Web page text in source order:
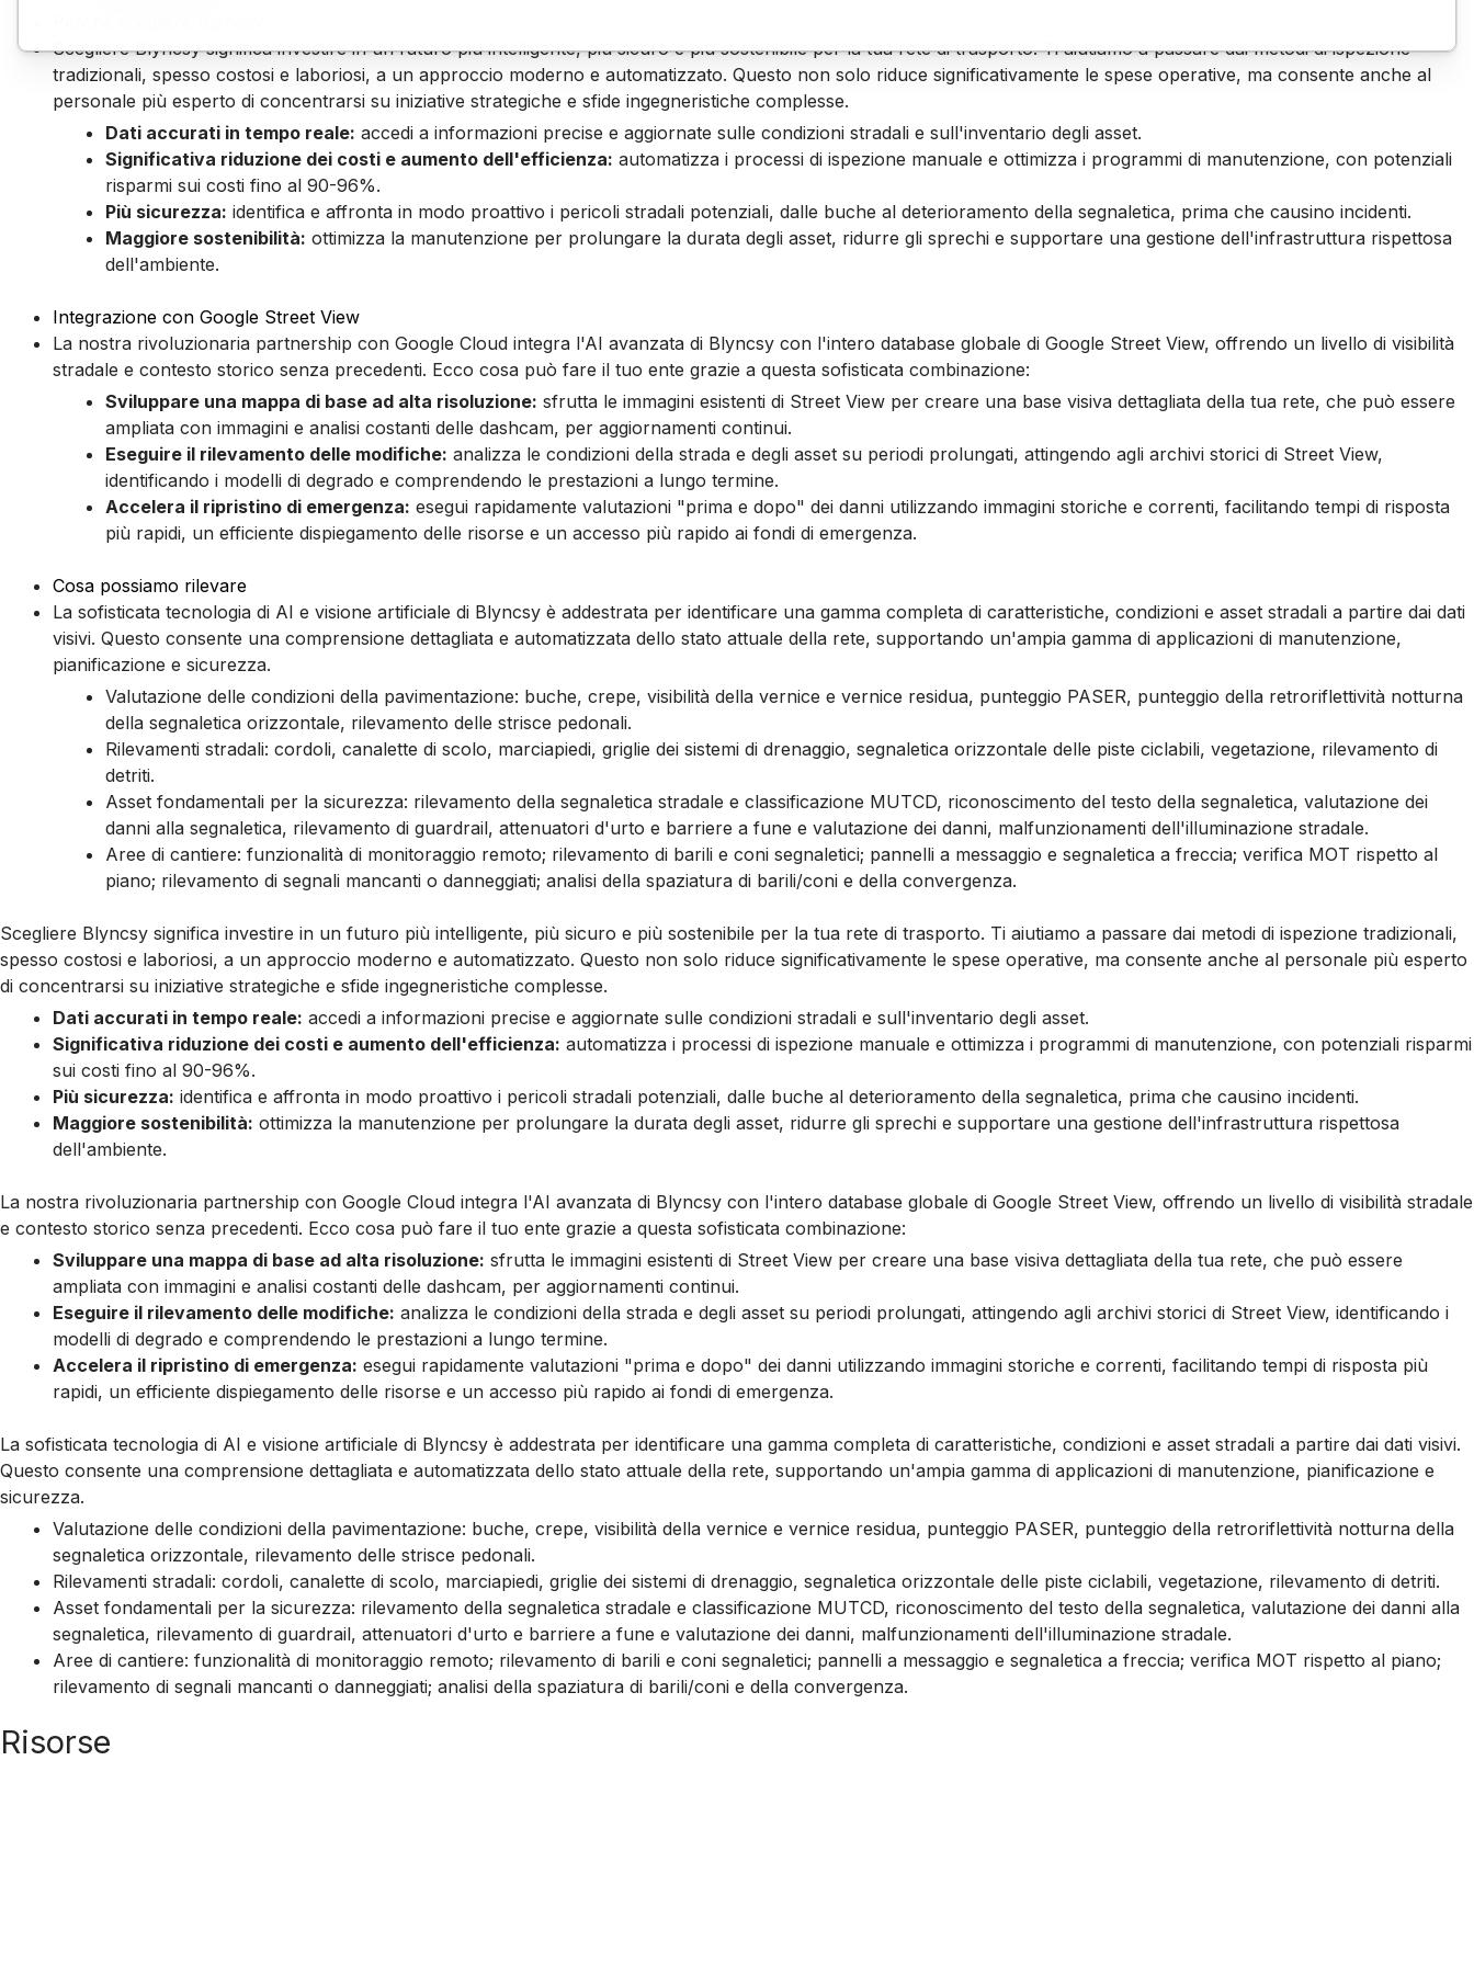
Scegliere Blyncsy significa investire in un futuro più intelligente, più sicuro e più sostenibile per la tua rete di trasporto. Ti aiutiamo a passare dai metodi di ispezione
tradizionali, spesso costosi e laboriosi, a un approccio moderno e automatizzato. Questo non solo riduce significativamente le spese operative, ma consente anche al
personale più esperto di concentrarsi su iniziative strategiche e sfide ingegneristiche complesse.
Dati accurati in tempo reale: accedi a informazioni precise e aggiornate sulle condizioni stradali e sull'inventario degli asset.
Significativa riduzione dei costi e aumento dell'efficienza: automatizza i processi di ispezione manuale e ottimizza i programmi di manutenzione, con potenziali
risparmi sui costi fino al 90-96%.
Più sicurezza: identifica e affronta in modo proattivo i pericoli stradali potenziali, dalle buche al deterioramento della segnaletica, prima che causino incidenti.
Maggiore sostenibilità: ottimizza la manutenzione per prolungare la durata degli asset, ridurre gli sprechi e supportare una gestione dell'infrastruttura rispettosa
dell'ambiente.
Integrazione con Google Street View
La nostra rivoluzionaria partnership con Google Cloud integra l'AI avanzata di Blyncsy con l'intero database globale di Google Street View, offrendo un livello di visibilità
stradale e contesto storico senza precedenti. Ecco cosa può fare il tuo ente grazie a questa sofisticata combinazione:
Sviluppare una mappa di base ad alta risoluzione: sfrutta le immagini esistenti di Street View per creare una base visiva dettagliata della tua rete, che può essere
ampliata con immagini e analisi costanti delle dashcam, per aggiornamenti continui.
Eseguire il rilevamento delle modifiche: analizza le condizioni della strada e degli asset su periodi prolungati, attingendo agli archivi storici di Street View,
identificando i modelli di degrado e comprendendo le prestazioni a lungo termine.
Accelera il ripristino di emergenza: esegui rapidamente valutazioni "prima e dopo" dei danni utilizzando immagini storiche e correnti, facilitando tempi di risposta
più rapidi, un efficiente dispiegamento delle risorse e un accesso più rapido ai fondi di emergenza.
Cosa possiamo rilevare
La sofisticata tecnologia di AI e visione artificiale di Blyncsy è addestrata per identificare una gamma completa di caratteristiche, condizioni e asset stradali a partire dai dati
visivi. Questo consente una comprensione dettagliata e automatizzata dello stato attuale della rete, supportando un'ampia gamma di applicazioni di manutenzione,
pianificazione e sicurezza.
Valutazione delle condizioni della pavimentazione: buche, crepe, visibilità della vernice e vernice residua, punteggio PASER, punteggio della retroriflettività notturna
della segnaletica orizzontale, rilevamento delle strisce pedonali.
Rilevamenti stradali: cordoli, canalette di scolo, marciapiedi, griglie dei sistemi di drenaggio, segnaletica orizzontale delle piste ciclabili, vegetazione, rilevamento di
detriti.
Asset fondamentali per la sicurezza: rilevamento della segnaletica stradale e classificazione MUTCD, riconoscimento del testo della segnaletica, valutazione dei
danni alla segnaletica, rilevamento di guardrail, attenuatori d'urto e barriere a fune e valutazione dei danni, malfunzionamenti dell'illuminazione stradale.
Aree di cantiere: funzionalità di monitoraggio remoto; rilevamento di barili e coni segnaletici; pannelli a messaggio e segnaletica a freccia; verifica MOT rispetto al
piano; rilevamento di segnali mancanti o danneggiati; analisi della spaziatura di barili/coni e della convergenza.
Scegliere Blyncsy significa investire in un futuro più intelligente, più sicuro e più sostenibile per la tua rete di trasporto. Ti aiutiamo a passare dai metodi di ispezione tradizionali,
spesso costosi e laboriosi, a un approccio moderno e automatizzato. Questo non solo riduce significativamente le spese operative, ma consente anche al personale più esperto
di concentrarsi su iniziative strategiche e sfide ingegneristiche complesse.
Dati accurati in tempo reale: accedi a informazioni precise e aggiornate sulle condizioni stradali e sull'inventario degli asset.
Significativa riduzione dei costi e aumento dell'efficienza: automatizza i processi di ispezione manuale e ottimizza i programmi di manutenzione, con potenziali risparmi
sui costi fino al 90-96%.
Più sicurezza: identifica e affronta in modo proattivo i pericoli stradali potenziali, dalle buche al deterioramento della segnaletica, prima che causino incidenti.
Maggiore sostenibilità: ottimizza la manutenzione per prolungare la durata degli asset, ridurre gli sprechi e supportare una gestione dell'infrastruttura rispettosa
dell'ambiente.
La nostra rivoluzionaria partnership con Google Cloud integra l'AI avanzata di Blyncsy con l'intero database globale di Google Street View, offrendo un livello di visibilità stradale
e contesto storico senza precedenti. Ecco cosa può fare il tuo ente grazie a questa sofisticata combinazione:
Sviluppare una mappa di base ad alta risoluzione: sfrutta le immagini esistenti di Street View per creare una base visiva dettagliata della tua rete, che può essere
ampliata con immagini e analisi costanti delle dashcam, per aggiornamenti continui.
Eseguire il rilevamento delle modifiche: analizza le condizioni della strada e degli asset su periodi prolungati, attingendo agli archivi storici di Street View, identificando i
modelli di degrado e comprendendo le prestazioni a lungo termine.
Accelera il ripristino di emergenza: esegui rapidamente valutazioni "prima e dopo" dei danni utilizzando immagini storiche e correnti, facilitando tempi di risposta più
rapidi, un efficiente dispiegamento delle risorse e un accesso più rapido ai fondi di emergenza.
La sofisticata tecnologia di AI e visione artificiale di Blyncsy è addestrata per identificare una gamma completa di caratteristiche, condizioni e asset stradali a partire dai dati visivi.
Questo consente una comprensione dettagliata e automatizzata dello stato attuale della rete, supportando un'ampia gamma di applicazioni di manutenzione, pianificazione e
sicurezza.
Valutazione delle condizioni della pavimentazione: buche, crepe, visibilità della vernice e vernice residua, punteggio PASER, punteggio della retroriflettività notturna della
segnaletica orizzontale, rilevamento delle strisce pedonali.
Rilevamenti stradali: cordoli, canalette di scolo, marciapiedi, griglie dei sistemi di drenaggio, segnaletica orizzontale delle piste ciclabili, vegetazione, rilevamento di detriti.
Asset fondamentali per la sicurezza: rilevamento della segnaletica stradale e classificazione MUTCD, riconoscimento del testo della segnaletica, valutazione dei danni alla
segnaletica, rilevamento di guardrail, attenuatori d'urto e barriere a fune e valutazione dei danni, malfunzionamenti dell'illuminazione stradale.
Aree di cantiere: funzionalità di monitoraggio remoto; rilevamento di barili e coni segnaletici; pannelli a messaggio e segnaletica a freccia; verifica MOT rispetto al piano;
rilevamento di segnali mancanti o danneggiati; analisi della spaziatura di barili/coni e della convergenza.
Risorse